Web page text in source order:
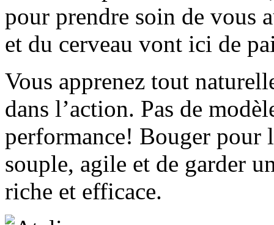
pour prendre soin de vous
et du cerveau vont ici de
Vous apprenez tout
dans l’action. Pas de
performance! Bouger pour
souple, agile et de garder
riche et efficace.